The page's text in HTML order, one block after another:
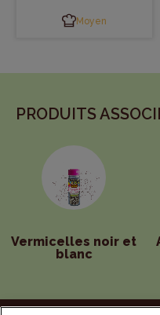
Moyen
PRODUITS
Vermicelles noir et
blanc